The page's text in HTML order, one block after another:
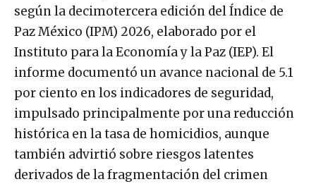
según la decimotercera edición del Índice de
Paz México (IPM) 2026, elaborado por el
Instituto para la Economía y la Paz (IEP). El
informe documentó un avance nacional de 5.1
por ciento en los indicadores de seguridad,
impulsado principalmente por una reducción
histórica en la tasa de homicidios, aunque
también advirtió sobre riesgos latentes
derivados de la fragmentación del crimen